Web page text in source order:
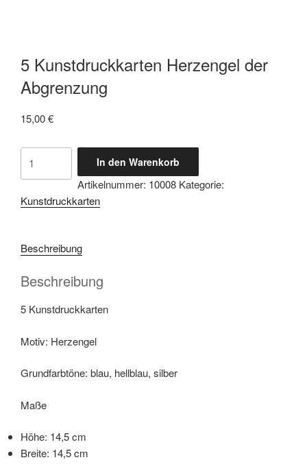
5 Kunstdruckkarten Herzengel der
Abgrenzung
15,00€
Kunstdruckkarten
der
In den Warenkorb
Artikelnummer: 10008 Kategorie:
Kunstdruckkarten
Beschreibung
Beschreibung
5 Kunstdruckkarten
Motiv: Herzengel
Grundfarbtöne: blau, hellblau, silber
Maße
Höhe: 14,5 cm
Breite: 14,5 cm